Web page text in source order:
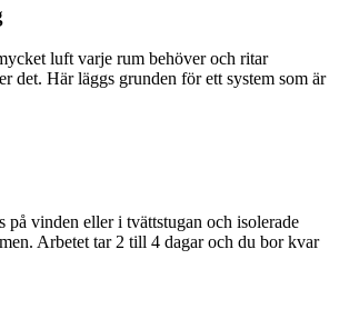
luft varje rum behöver och ritar
det. Här läggs grunden för ett system som är
på vinden eller i tvättstugan och isolerade
Arbetet tar 2 till 4 dagar och du bor kvar